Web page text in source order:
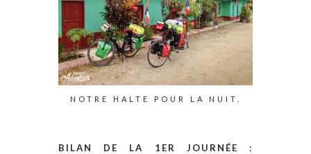
NOTRE HALTE POUR LA NUIT.
BILAN DE LA 1ER JOURNÉE :